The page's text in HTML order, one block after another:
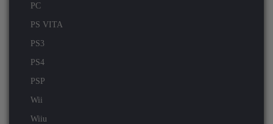
PC
PS VITA
PS3
PS4
PSP
Wii
Wiiu